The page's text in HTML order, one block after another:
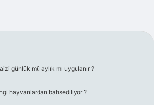
günlük mü aylık mı uygulanır ?
hayvanlardan bahsediliyor ?